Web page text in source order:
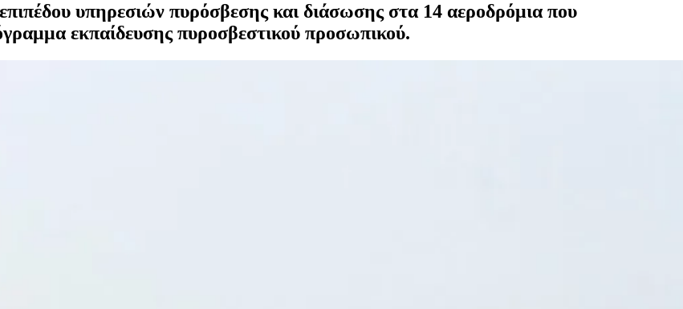
υπηρεσιών πυρόσβεσης και διάσωσης στα 14 αεροδρόμια που
εκπαίδευσης πυροσβεστικού προσωπικού.